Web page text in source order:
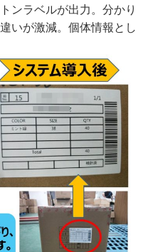
ンラベルが出力。分かり
いが激減。個体情報とし